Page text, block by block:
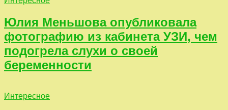
Юлия Меньшова опубликовала
фотографию из кабинета УЗИ, чем
подогрела слухи о своей
беременности
Интересное